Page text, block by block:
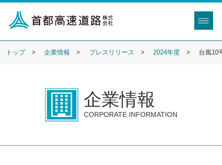
トップ 企業情報 プレスリリース 2024年度 台風10
企業情報
CORPORATE INFORMATION